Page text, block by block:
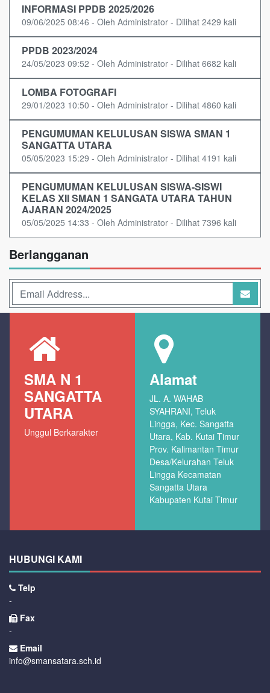
INFORMASI PPDB 2025/2026
09/06/2025 08:46 - Oleh Administrator - Dilihat 2429 kali
PPDB 2023/2024
24/05/2023 09:52 - Oleh Administrator - Dilihat 6682 kali
LOMBA FOTOGRAFI
29/01/2023 10:50 - Oleh Administrator - Dilihat 4860 kali
PENGUMUMAN KELULUSAN SISWA SMAN 1
SANGATTA UTARA
05/05/2023 15:29 - Oleh Administrator - Dilihat 4191 kali
PENGUMUMAN KELULUSAN SISWA-SISWI
KELAS XII SMAN 1 SANGATA UTARA TAHUN
AJARAN 2024/2025
05/05/2025 14:33 - Oleh Administrator - Dilihat 7396 kali
Berlangganan
SMA N 1
SANGATTA
UTARA
Unggul Berkarakter
Alamat
JL. A. WAHAB
SYAHRANI, Teluk
Lingga, Kec. Sangatta
Utara, Kab. Kutai Timur
Prov. Kalimantan Timur
Desa/Kelurahan Teluk
Lingga Kecamatan
Sangatta Utara
Kabupaten Kutai Timur
HUBUNGI KAMI
Telp
-
Fax
-
Email
info@smansatara.sch.id